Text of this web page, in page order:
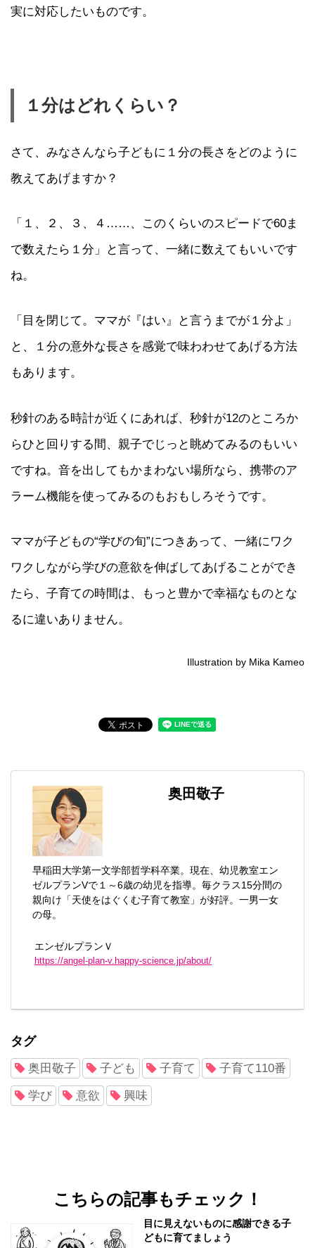
実に対応したいものです。
１分はどれくらい？
さて、みなさんなら子どもに１分の長さをどのように
教えてあげますか？
「１、２、３、４……、このくらいのスピードで60ま
で数えたら１分」と言って、一緒に数えてもいいです
ね。
「目を閉じて。ママが『はい』と言うまでが１分よ」
と、１分の意外な長さを感覚で味わわせてあげる方法
もあります。
秒針のある時計が近くにあれば、秒針が12のところか
らひと回りする間、親子でじっと眺めてみるのもいい
ですね。音を出してもかまわない場所なら、携帯のア
ラーム機能を使ってみるのもおもしろそうです。
ママが子どもの“学びの旬”につきあって、一緒にワク
ワクしながら学びの意欲を伸ばしてあげることができ
たら、子育ての時間は、もっと豊かで幸福なものとな
るに違いありません。
Illustration by Mika Kameo
奥田敬子
早稲田大学第一文学部哲学科卒業。現在、幼児教室エン
ゼルプランVで１～6歳の幼児を指導。毎クラス15分間の
親向け「天使をはぐくむ子育て教室」が好評。一男一女
の母。
エンゼルプランＶ
https://angel-plan-v.happy-science.jp/about/
タグ
奥田敬子 子ども 子育て 子育て110番
学び 意欲 興味
こちらの記事もチェック！
目に見えないものに感謝できる子
どもに育てましょう